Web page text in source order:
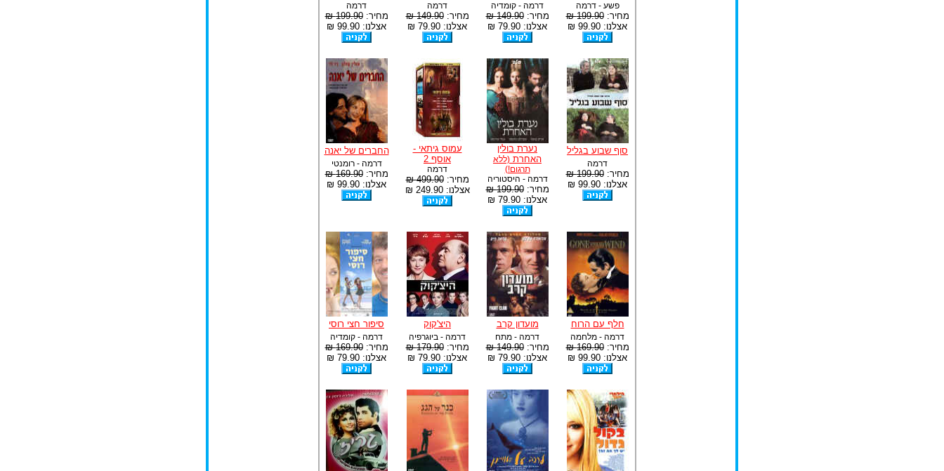
פשע - דרמה
מחיר:199.90 ₪
אצלנו: 99.90 ₪
דרמה - קומדיה
מחיר:149.90 ₪
אצלנו: 79.90 ₪
דרמה
מחיר:149.90 ₪
אצלנו: 79.90 ₪
דרמה
מחיר:199.90 ₪
אצלנו: 99.90 ₪
סוף שבוע בגליל
דרמה
מחיר:199.90 ₪
אצלנו: 99.90 ₪
נערת בולין
האחרת (ללא
תרגום!)
דרמה - היסטוריה
מחיר:199.90 ₪
אצלנו: 79.90 ₪
עמוס גיתאי -
אוסף 2
דרמה
מחיר:499.90 ₪
אצלנו: 249.90 ₪
החברים של יאנה
דרמה - רומנטי
מחיר:169.90 ₪
אצלנו: 99.90 ₪
חלף עם הרוח
דרמה - מלחמה
מחיר:169.90 ₪
אצלנו: 99.90 ₪
מועדון קרב
דרמה - מתח
מחיר:149.90 ₪
אצלנו: 79.90 ₪
היצ'קוק
דרמה - ביוגרפיה
מחיר:179.90 ₪
אצלנו: 79.90 ₪
סיפור חצי רוסי
דרמה - קומדיה
מחיר:169.90 ₪
אצלנו: 79.90 ₪